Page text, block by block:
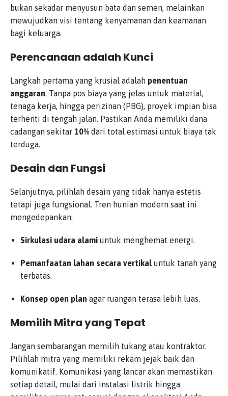
bukan sekadar menyusun bata dan semen, melainkan
mewujudkan visi tentang kenyamanan dan keamanan
bagi keluarga.
Perencanaan adalah Kunci
Langkah pertama yang krusial adalah penentuan
anggaran. Tanpa pos biaya yang jelas untuk material,
tenaga kerja, hingga perizinan (PBG), proyek impian bisa
terhenti di tengah jalan. Pastikan Anda memiliki dana
cadangan sekitar 10% dari total estimasi untuk biaya tak
terduga.
Desain dan Fungsi
Selanjutnya, pilihlah desain yang tidak hanya estetis
tetapi juga fungsional. Tren hunian modern saat ini
mengedepankan:
Sirkulasi udara alami untuk menghemat energi.
Pemanfaatan lahan secara vertikal untuk tanah yang
terbatas.
Konsep open plan agar ruangan terasa lebih luas.
Memilih Mitra yang Tepat
Jangan sembarangan memilih tukang atau kontraktor.
Pilihlah mitra yang memiliki rekam jejak baik dan
komunikatif. Komunikasi yang lancar akan memastikan
setiap detail, mulai dari instalasi listrik hingga